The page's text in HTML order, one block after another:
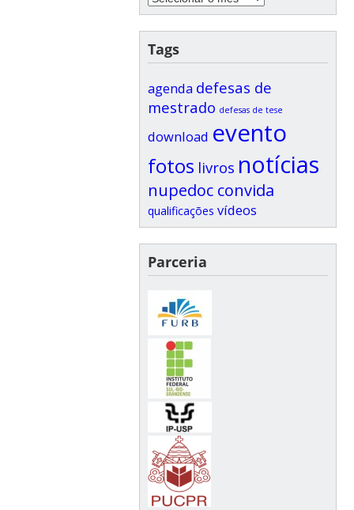
Tags
agenda defesas de
mestrado defesas de tese
download evento
fotos livros notícias
nupedoc convida
qualificações vídeos
Parceria